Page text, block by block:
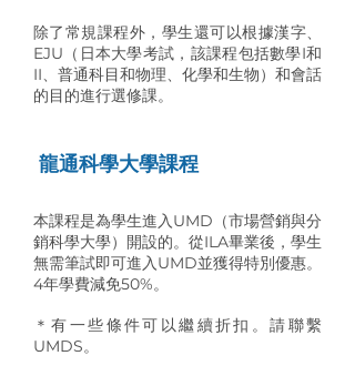
除了常規課程外，學生還可以根據漢字、
EJU（日本大學考試，該課程包括數學I和
II、普通科目和物理、化學和生物）和會話
的目的進行選修課。
龍通科學大學課程
本課程是為學生進入UMD（市場營銷與分
銷科學大學）開設的。從ILA畢業後，學生
無需筆試即可進入UMD並獲得特別優惠。
4年學費減免50%。
＊有一些條件可以繼續折扣。請聯繫
UMDS。